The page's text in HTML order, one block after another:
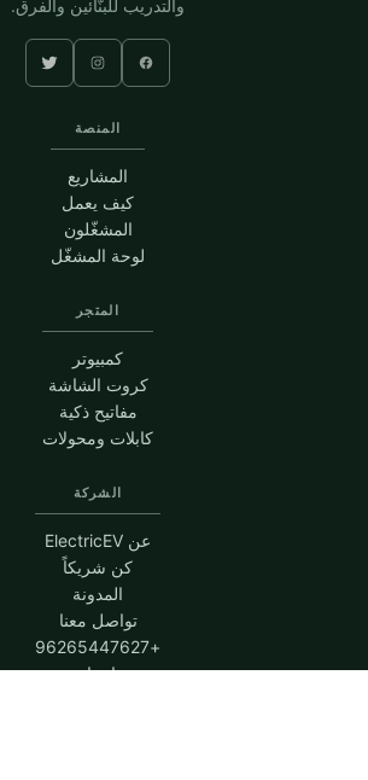
والتدريب للبنّائين والفرق.
المنصة
المشاريع
كيف يعمل
المشغّلون
لوحة المشغّل
المتجر
كمبيوتر
كروت الشاشة
مفاتيح ذكية
كابلات ومحولات
الشركة
عن ElectricEV
كن شريكاً
المدونة
تواصل معنا
+96265447627
واتساب